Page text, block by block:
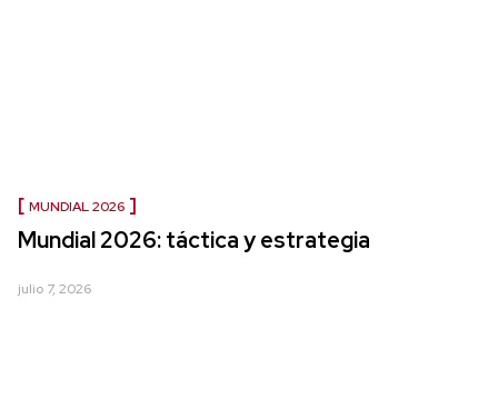
MUNDIAL 2026
Mundial 2026: táctica y estrategia
julio 7, 2026